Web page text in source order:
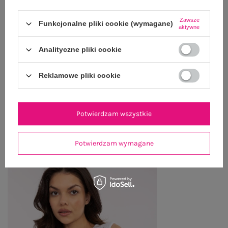
GŁÓWNE PARAMETRY
OPINIE O PRODUKCIE (1)
WYSYŁKA I DOSTAWA
PRODUKTY ZE STYLIZACJI
Funkcjonalne pliki cookie (wymagane)
Zawsze
aktywne
Analityczne pliki cookie
Reklamowe pliki cookie
Potwierdzam wymagane
Potwierdzam wszystkie